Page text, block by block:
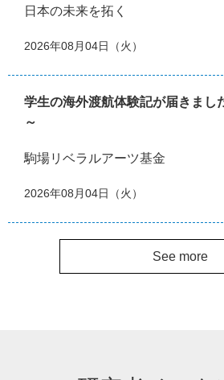
日本の未来を拓く
2026年08月04日（火）
学生の海外渡航体験記が届きまし
～
駒場リベラルアーツ基金
2026年08月04日（火）
See more